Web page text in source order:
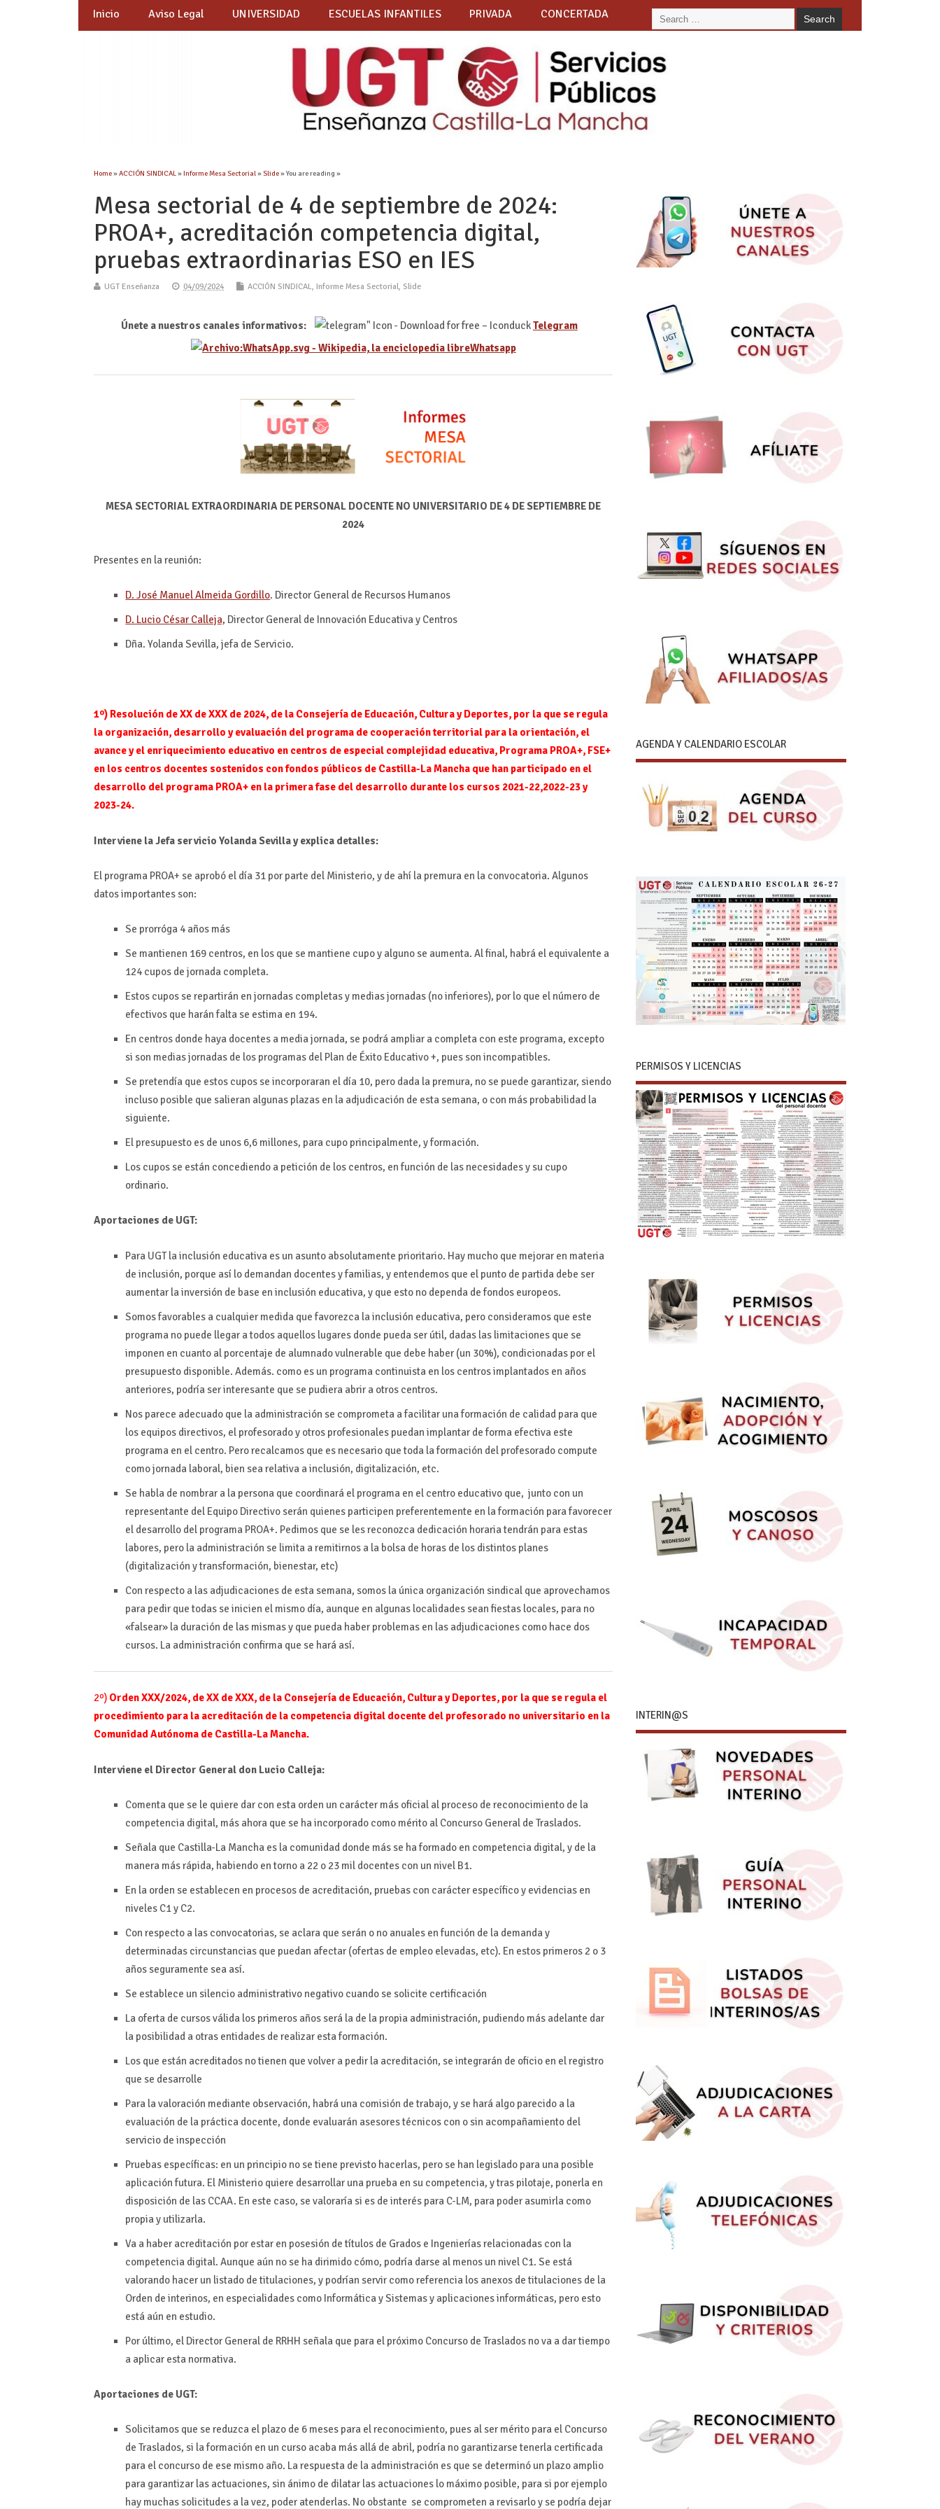
Inicio Aviso Legal UNIVERSIDAD ESCUELAS INFANTILES PRIVADA CONCERTADA
Home»ACCIÓN SINDICAL»Informe Mesa Sectorial»Slide» You are reading »
Mesa sectorial de 4 de septiembre de 2024:
PROA+, acreditación competencia digital,
pruebas extraordinarias ESO en IES
UGT Enseñanza 04/09/2024 ACCIÓN SINDICAL, Informe Mesa Sectorial, Slide
Únete a nuestros canales informativos:
Telegram
Whatsapp
MESA SECTORIAL EXTRAORDINARIA DE PERSONAL DOCENTE NO UNIVERSITARIO DE 4 DE SEPTIEMBRE DE
2024
Presentes en la reunión:
D. José Manuel Almeida Gordillo. Director General de Recursos Humanos
D. Lucio César Calleja, Director General de Innovación Educativa y Centros
Dña. Yolanda Sevilla, jefa de Servicio.
1º) Resolución de XX de XXX de 2024, de la Consejería de Educación, Cultura y Deportes, por la que se regula
la organización, desarrollo y evaluación del programa de cooperación territorial para la orientación, el
avance y el enriquecimiento educativo en centros de especial complejidad educativa, Programa PROA+, FSE+
en los centros docentes sostenidos con fondos públicos de Castilla-La Mancha que han participado en el
desarrollo del programa PROA+ en la primera fase del desarrollo durante los cursos 2021-22,2022-23 y
2023-24.
Interviene la Jefa servicio Yolanda Sevilla y explica detalles:
El programa PROA+ se aprobó el día 31 por parte del Ministerio, y de ahí la premura en la convocatoria. Algunos
datos importantes son:
Se prorróga 4 años más
Se mantienen 169 centros, en los que se mantiene cupo y alguno se aumenta. Al final, habrá el equivalente a
124 cupos de jornada completa.
Estos cupos se repartirán en jornadas completas y medias jornadas (no inferiores), por lo que el número de
efectivos que harán falta se estima en 194.
En centros donde haya docentes a media jornada, se podrá ampliar a completa con este programa, excepto
si son medias jornadas de los programas del Plan de Éxito Educativo +, pues son incompatibles.
Se pretendía que estos cupos se incorporaran el día 10, pero dada la premura, no se puede garantizar, siendo
incluso posible que salieran algunas plazas en la adjudicación de esta semana, o con más probabilidad la
siguiente.
El presupuesto es de unos 6,6 millones, para cupo principalmente, y formación.
Los cupos se están concediendo a petición de los centros, en función de las necesidades y su cupo
ordinario.
Aportaciones de UGT:
Para UGT la inclusión educativa es un asunto absolutamente prioritario. Hay mucho que mejorar en materia
de inclusión, porque así lo demandan docentes y familias, y entendemos que el punto de partida debe ser
aumentar la inversión de base en inclusión educativa, y que esto no dependa de fondos europeos.
Somos favorables a cualquier medida que favorezca la inclusión educativa, pero consideramos que este
programa no puede llegar a todos aquellos lugares donde pueda ser útil, dadas las limitaciones que se
imponen en cuanto al porcentaje de alumnado vulnerable que debe haber (un 30%), condicionadas por el
presupuesto disponible. Además. como es un programa continuista en los centros implantados en años
anteriores, podría ser interesante que se pudiera abrir a otros centros.
Nos parece adecuado que la administración se comprometa a facilitar una formación de calidad para que
los equipos directivos, el profesorado y otros profesionales puedan implantar de forma efectiva este
programa en el centro. Pero recalcamos que es necesario que toda la formación del profesorado compute
como jornada laboral, bien sea relativa a inclusión, digitalización, etc.
Se habla de nombrar a la persona que coordinará el programa en el centro educativo que, junto con un
representante del Equipo Directivo serán quienes participen preferentemente en la formación para favorecer
el desarrollo del programa PROA+. Pedimos que se les reconozca dedicación horaria tendrán para estas
labores, pero la administración se limita a remitirnos a la bolsa de horas de los distintos planes
(digitalización y transformación, bienestar, etc)
Con respecto a las adjudicaciones de esta semana, somos la única organización sindical que aprovechamos
para pedir que todas se inicien el mismo día, aunque en algunas localidades sean fiestas locales, para no
«falsear» la duración de las mismas y que pueda haber problemas en las adjudicaciones como hace dos
cursos. La administración confirma que se hará así.
2º) Orden XXX/2024, de XX de XXX, de la Consejería de Educación, Cultura y Deportes, por la que se regula el
procedimiento para la acreditación de la competencia digital docente del profesorado no universitario en la
Comunidad Autónoma de Castilla-La Mancha.
Interviene el Director General don Lucio Calleja:
Comenta que se le quiere dar con esta orden un carácter más oficial al proceso de reconocimiento de la
competencia digital, más ahora que se ha incorporado como mérito al Concurso General de Traslados.
Señala que Castilla-La Mancha es la comunidad donde más se ha formado en competencia digital, y de la
manera más rápida, habiendo en torno a 22 o 23 mil docentes con un nivel B1.
En la orden se establecen en procesos de acreditación, pruebas con carácter específico y evidencias en
niveles C1 y C2.
Con respecto a las convocatorias, se aclara que serán o no anuales en función de la demanda y
determinadas circunstancias que puedan afectar (ofertas de empleo elevadas, etc). En estos primeros 2 o 3
años seguramente sea así.
Se establece un silencio administrativo negativo cuando se solicite certificación
La oferta de cursos válida los primeros años será la de la propia administración, pudiendo más adelante dar
la posibilidad a otras entidades de realizar esta formación.
Los que están acreditados no tienen que volver a pedir la acreditación, se integrarán de oficio en el registro
que se desarrolle
Para la valoración mediante observación, habrá una comisión de trabajo, y se hará algo parecido a la
evaluación de la práctica docente, donde evaluarán asesores técnicos con o sin acompañamiento del
servicio de inspección
Pruebas específicas: en un principio no se tiene previsto hacerlas, pero se han legislado para una posible
aplicación futura. El Ministerio quiere desarrollar una prueba en su competencia, y tras pilotaje, ponerla en
disposición de las CCAA. En este caso, se valoraría si es de interés para C-LM, para poder asumirla como
propia y utilizarla.
Va a haber acreditación por estar en posesión de títulos de Grados e Ingenierías relacionadas con la
competencia digital. Aunque aún no se ha dirimido cómo, podría darse al menos un nivel C1. Se está
valorando hacer un listado de titulaciones, y podrían servir como referencia los anexos de titulaciones de la
Orden de interinos, en especialidades como Informática y Sistemas y aplicaciones informáticas, pero esto
está aún en estudio.
Por último, el Director General de RRHH señala que para el próximo Concurso de Traslados no va a dar tiempo
a aplicar esta normativa.
Aportaciones de UGT:
Solicitamos que se reduzca el plazo de 6 meses para el reconocimiento, pues al ser mérito para el Concurso
de Traslados, si la formación en un curso acaba más allá de abril, podría no garantizarse tenerla certificada
para el concurso de ese mismo año. La respuesta de la administración es que se determinó un plazo amplio
para garantizar las actuaciones, sin ánimo de dilatar las actuaciones lo máximo posible, para si por ejemplo
hay muchas solicitudes a la vez, poder atenderlas. No obstante se comprometen a revisarlo y se podría dejar
AGENDA Y CALENDARIO ESCOLAR
PERMISOS Y LICENCIAS
INTERIN@S